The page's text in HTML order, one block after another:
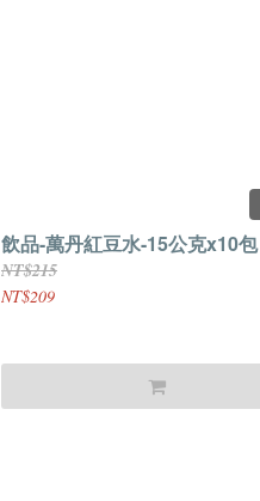
飲品-萬丹紅豆水-15公克x10包
NT$215
NT$209